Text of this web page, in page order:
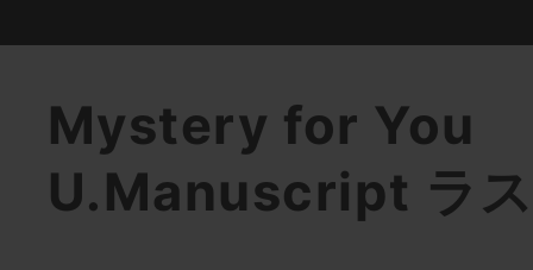
Mystery for You
U.Manuscript ラ